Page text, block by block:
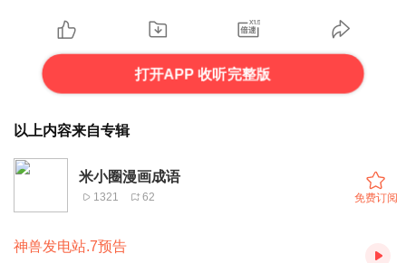
打开APP 收听完整版
以上内容来自专辑
米小圈漫画成语
1321 62 免费订阅
神兽发电站.7预告